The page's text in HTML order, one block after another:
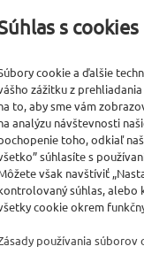
s cookies
cookie a ďalšie
zážitku z
to, aby sme vám
analýzu návštevnosti
toho, odkiaľ
súhlasíte s
však navštíviť
súhlas, alebo
cookie okrem
používania súborov